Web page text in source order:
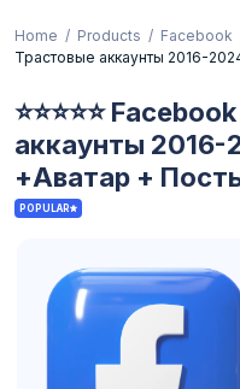
Home Products Facebook
Трастовые аккаунты 2016-
⭐⭐⭐⭐⭐
аккаунты
+Аватар +
POPULAR